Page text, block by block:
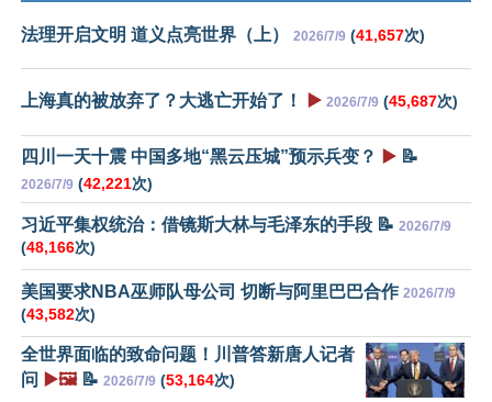
法理开启文明 道义点亮世界（上） 2026/7/9 (41,657次)
上海真的被放弃了？大逃亡开始了！ ▶️ 2026/7/9 (45,687次)
四川一天十震 中国多地“黑云压城”预示兵变？ ▶️ 📝
2026/7/9 (42,221次)
习近平集权统治：借镜斯大林与毛泽东的手段 📝 2026/7/9
(48,166次)
美国要求NBA巫师队母公司 切断与阿里巴巴合作 2026/7/9
(43,582次)
全世界面临的致命问题！川普答新唐人记者
问 ▶️🖼️📝 2026/7/9 (53,164次)